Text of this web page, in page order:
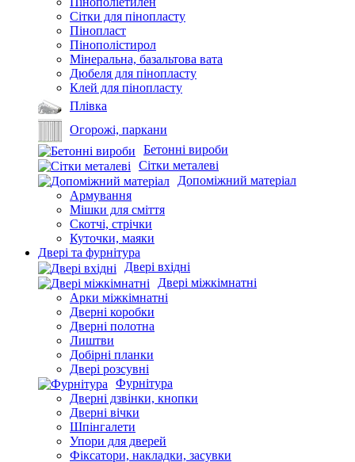
Сітки для пінопласту
Пінопласт
Пінополістирол
Мінеральна, базальтова вата
Дюбеля для пінопласту
Клей для пінопласту
Плівка
Огорожі, паркани
Бетонні вироби
Сітки металеві
Допоміжний матеріал
Армування
Мішки для сміття
Скотчі, стрічки
Куточки, маяки
Двері та фурнітура
Двері вхідні
Двері міжкімнатні
Арки міжкімнатні
Дверні коробки
Дверні полотна
Лиштви
Добірні планки
Двері розсувні
Фурнітура
Дверні дзвінки, кнопки
Дверні вічки
Шпінгалети
Упори для дверей
Фіксатори, накладки, засувки